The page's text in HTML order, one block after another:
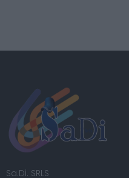
Sa.Di. SRLS